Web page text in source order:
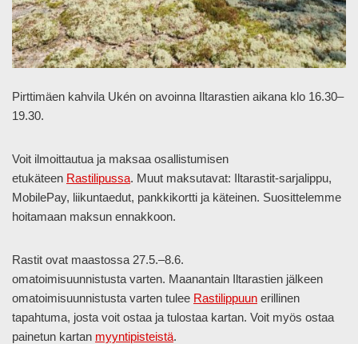
Pirttimäen kahvila Ukén on avoinna Iltarastien aikana klo 16.30–
19.30.
Voit ilmoittautua ja maksaa osallistumisen
etukäteen Rastilipussa. Muut maksutavat: Iltarastit-sarjalippu,
MobilePay, liikuntaedut, pankkikortti ja käteinen. Suosittelemme
hoitamaan maksun ennakkoon.
Rastit ovat maastossa 27.5.–8.6.
omatoimisuunnistusta varten. Maanantain Iltarastien jälkeen
omatoimisuunnistusta varten tulee Rastilippuun erillinen
tapahtuma, josta voit ostaa ja tulostaa kartan. Voit myös ostaa
painetun kartan myyntipisteistä.